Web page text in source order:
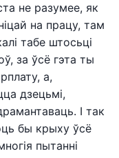
не разумее, як
на працу, там
табе штосьці
за ўсё гэта ты
а,
дзецьмі,
І так
бы крыху ўсё
пытанні